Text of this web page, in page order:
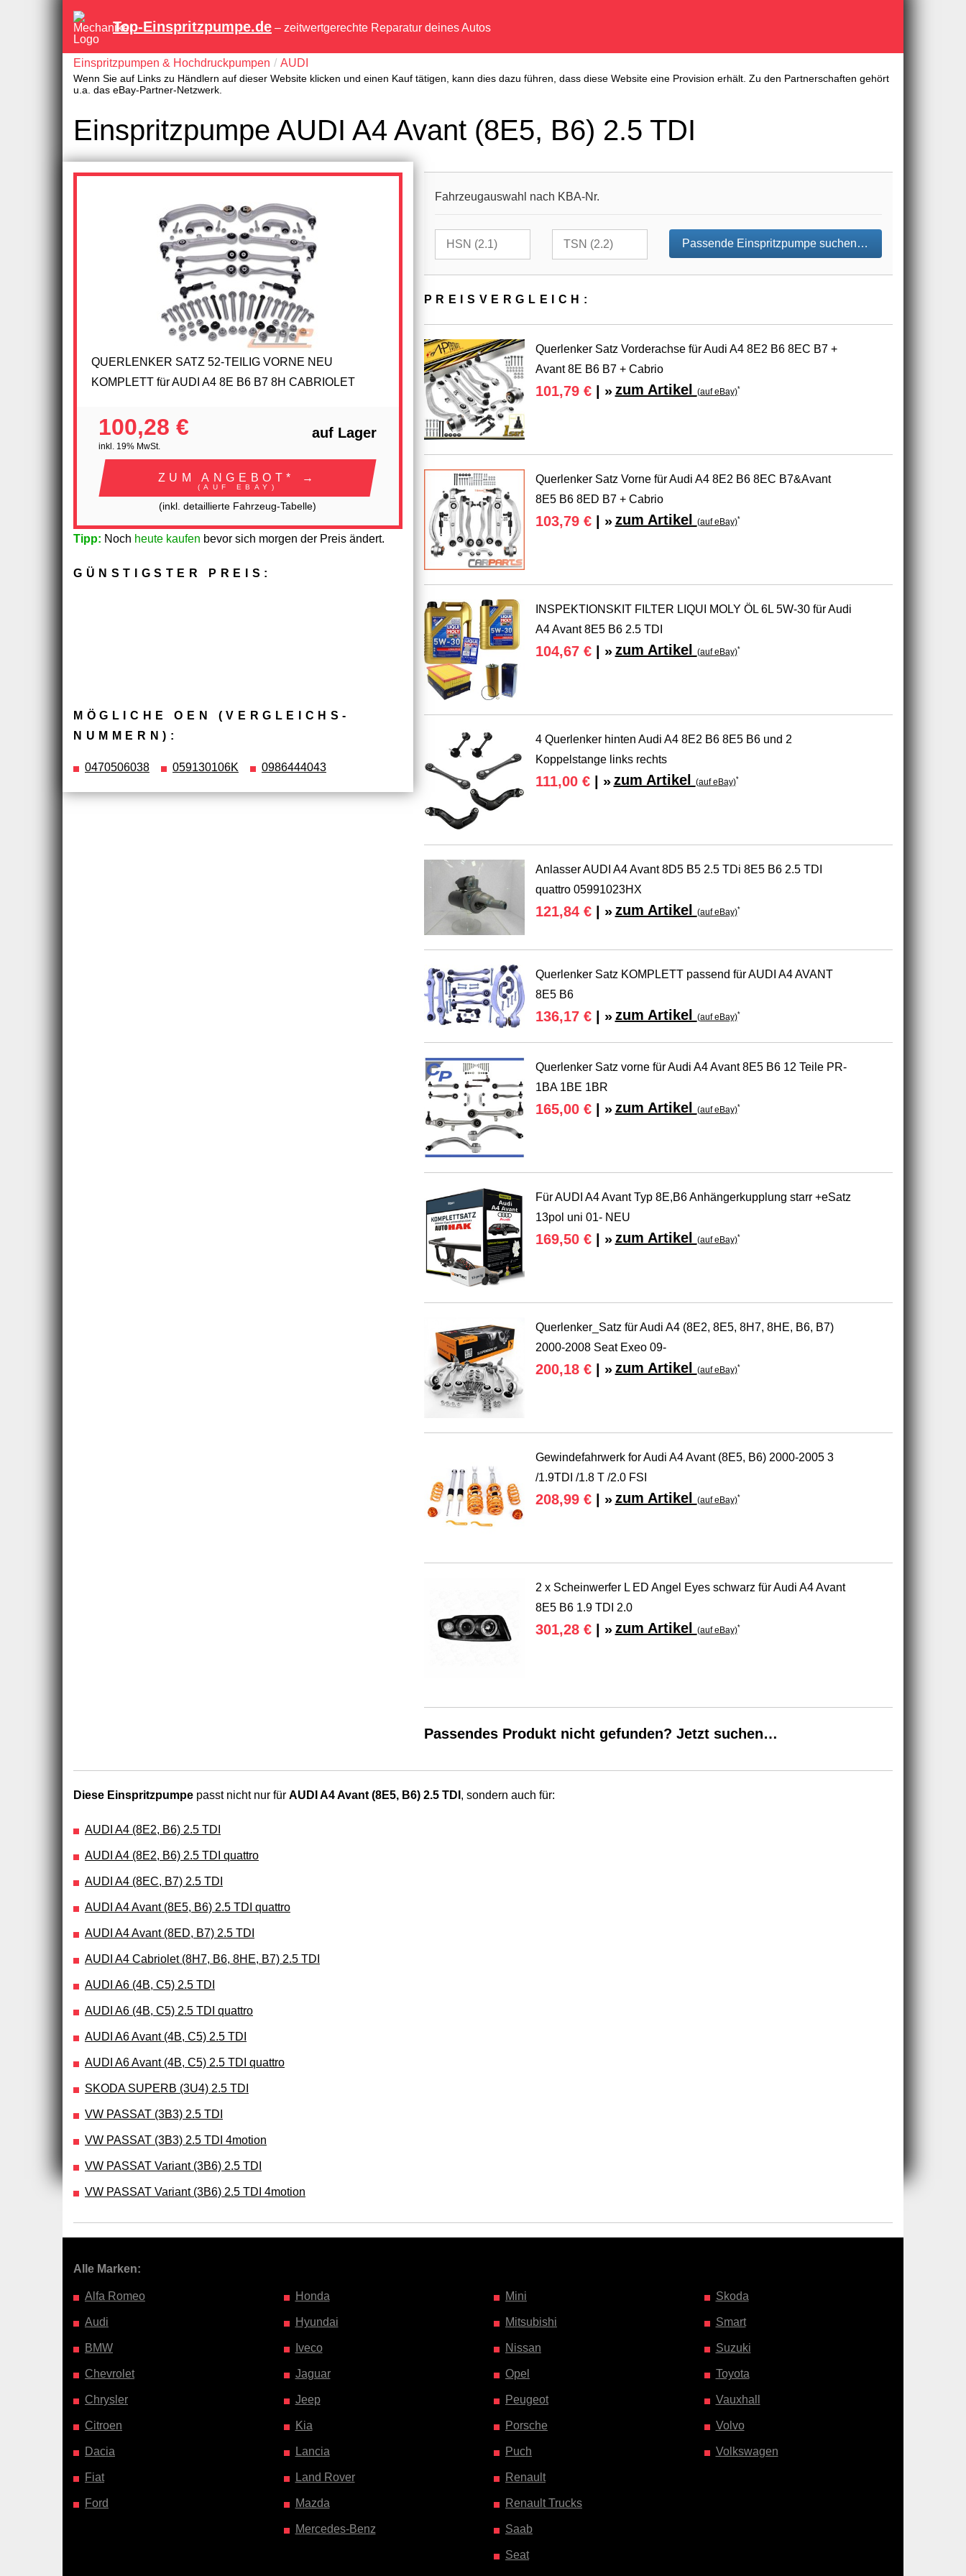
Top-Einspritzpumpe.de – zeitwertgerechte Reparatur deines Autos
Einspritzpumpen & Hochdruckpumpen AUDI
Wenn Sie auf Links zu Händlern auf dieser Website klicken und einen Kauf tätigen, kann dies dazu führen, dass diese Website eine Provision erhält. Zu den Partnerschaften gehört
u.a. das eBay-Partner-Netzwerk.
Einspritzpumpe AUDI A4 Avant (8E5, B6) 2.5 TDI
QUERLENKER SATZ 52-TEILIG VORNE NEU
KOMPLETT für AUDI A4 8E B6 B7 8H CABRIOLET
100,28 €
inkl. 19% MwSt.
auf Lager
ZUM ANGEBOT* →
(AUF EBAY)
(inkl. detaillierte Fahrzeug-Tabelle)
Tipp: Noch heute kaufen bevor sich morgen der Preis ändert.
GÜNSTIGSTER PREIS:
MÖGLICHE OEN (VERGLEICHS­
NUMMERN):
0470506038 059130106K 0986444043
Fahrzeugauswahl nach KBA-Nr.
Passende Einspritzpumpe suchen…
PREIS­VER­GLEICH:
Querlenker Satz Vorderachse für Audi A4 8E2 B6 8EC B7 +
Avant 8E B6 B7 + Cabrio
101,79 €| » zum Artikel (auf eBay)*
Querlenker Satz Vorne für Audi A4 8E2 B6 8EC B7&Avant
8E5 B6 8ED B7 + Cabrio
103,79 €| » zum Artikel (auf eBay)*
INSPEKTIONSKIT FILTER LIQUI MOLY ÖL 6L 5W-30 für Audi
A4 Avant 8E5 B6 2.5 TDI
104,67 €| » zum Artikel (auf eBay)*
4 Querlenker hinten Audi A4 8E2 B6 8E5 B6 und 2
Koppelstange links rechts
111,00 €| » zum Artikel (auf eBay)*
Anlasser AUDI A4 Avant 8D5 B5 2.5 TDi 8E5 B6 2.5 TDI
quattro 05991023HX
121,84 €| » zum Artikel (auf eBay)*
Querlenker Satz KOMPLETT passend für AUDI A4 AVANT
8E5 B6
136,17 €| » zum Artikel (auf eBay)*
Querlenker Satz vorne für Audi A4 Avant 8E5 B6 12 Teile PR-
1BA 1BE 1BR
165,00 €| » zum Artikel (auf eBay)*
Für AUDI A4 Avant Typ 8E,B6 Anhängerkupplung starr +eSatz
13pol uni 01- NEU
169,50 €| » zum Artikel (auf eBay)*
Querlenker_Satz für Audi A4 (8E2, 8E5, 8H7, 8HE, B6, B7)
2000-2008 Seat Exeo 09-
200,18 €| » zum Artikel (auf eBay)*
Gewindefahrwerk for Audi A4 Avant (8E5, B6) 2000-2005 3
/1.9TDI /1.8 T /2.0 FSI
208,99 €| » zum Artikel (auf eBay)*
2 x Scheinwerfer L ED Angel Eyes schwarz für Audi A4 Avant
8E5 B6 1.9 TDI 2.0
301,28 €| » zum Artikel (auf eBay)*
Passendes Produkt nicht gefunden? Jetzt suchen…
Diese Einspritzpumpe passt nicht nur für AUDI A4 Avant (8E5, B6) 2.5 TDI , sondern auch für:
AUDI A4 (8E2, B6) 2.5 TDI
AUDI A4 (8E2, B6) 2.5 TDI quattro
AUDI A4 (8EC, B7) 2.5 TDI
AUDI A4 Avant (8E5, B6) 2.5 TDI quattro
AUDI A4 Avant (8ED, B7) 2.5 TDI
AUDI A4 Cabriolet (8H7, B6, 8HE, B7) 2.5 TDI
AUDI A6 (4B, C5) 2.5 TDI
AUDI A6 (4B, C5) 2.5 TDI quattro
AUDI A6 Avant (4B, C5) 2.5 TDI
AUDI A6 Avant (4B, C5) 2.5 TDI quattro
SKODA SUPERB (3U4) 2.5 TDI
VW PASSAT (3B3) 2.5 TDI
VW PASSAT (3B3) 2.5 TDI 4motion
VW PASSAT Variant (3B6) 2.5 TDI
VW PASSAT Variant (3B6) 2.5 TDI 4motion
Alle Marken:
Alfa Romeo
Audi
BMW
Chevrolet
Chrysler
Citroen
Dacia
Fiat
Ford
Honda
Hyundai
Iveco
Jaguar
Jeep
Kia
Lancia
Land Rover
Mazda
Mercedes-Benz
Mini
Mitsubishi
Nissan
Opel
Peugeot
Porsche
Puch
Renault
Renault Trucks
Saab
Seat
Skoda
Smart
Suzuki
Toyota
Vauxhall
Volvo
Volkswagen